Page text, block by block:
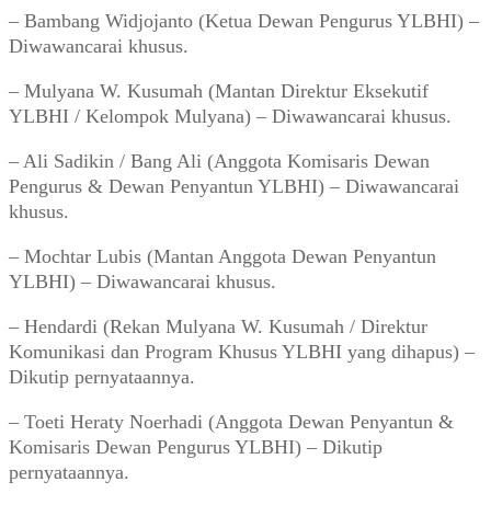
– Bambang Widjojanto (Ketua Dewan Pengurus YLBHI) –
Diwawancarai khusus.
– Mulyana W. Kusumah (Mantan Direktur Eksekutif
YLBHI / Kelompok Mulyana) – Diwawancarai khusus.
– Ali Sadikin / Bang Ali (Anggota Komisaris Dewan
Pengurus & Dewan Penyantun YLBHI) – Diwawancarai
khusus.
– Mochtar Lubis (Mantan Anggota Dewan Penyantun
YLBHI) – Diwawancarai khusus.
– Hendardi (Rekan Mulyana W. Kusumah / Direktur
Komunikasi dan Program Khusus YLBHI yang dihapus) –
Dikutip pernyataannya.
– Toeti Heraty Noerhadi (Anggota Dewan Penyantun &
Komisaris Dewan Pengurus YLBHI) – Dikutip
pernyataannya.